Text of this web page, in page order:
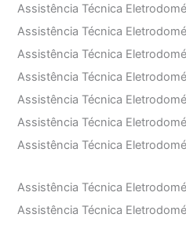
Assistência Técnica
Assistência Técnica
Assistência Técnica
Assistência Técnica
Assistência Técnica
Assistência Técnica
Assistência Técnica
Assistência Técnica
Assistência Técnica